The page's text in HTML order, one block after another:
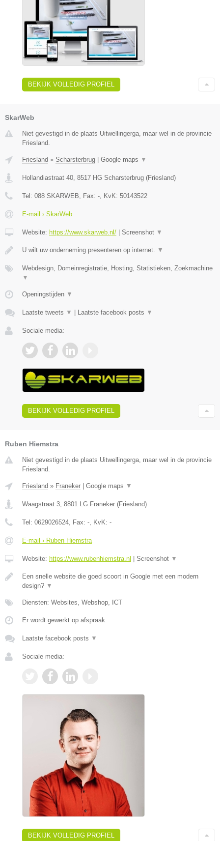
BEKIJK VOLLEDIG PROFIEL
SkarWeb
Niet gevestigd in de plaats Uitwellingerga, maar wel in de provincie
Friesland.
Friesland » Scharsterbrug Google maps ▼
Hollandiastraat 40 8517 HG Scharsterbrug (Friesland)
Tel: 088 SKARWEB , Fax: - , KvK: 50143522
E-mail › SkarWeb
Website: https://www.skarweb.nl/ Screenshot ▼
U wilt uw onderneming presenteren op internet. ▼
Webdesign, Domeinregistratie, Hosting, Statistieken, Zoekmachine
▼
Openingstijden ▼
Laatste tweets ▼ Laatste facebook posts ▼
Sociale media:
BEKIJK VOLLEDIG PROFIEL
Ruben Hiemstra
Niet gevestigd in de plaats Uitwellingerga, maar wel in de provincie
Friesland.
Friesland » Franeker Google maps ▼
Waagstraat 3, 8801 LG Franeker (Friesland)
Tel: 0629026524, Fax: -, KvK: -
E-mail › Ruben Hiemstra
Website: https://www.rubenhiemstra.nl Screenshot ▼
Een snelle website die goed scoort in Google met een modern
design? ▼
Diensten: Websites, Webshop, ICT
Er wordt gewerkt op afspraak.
Laatste facebook posts ▼
Sociale media:
BEKIJK VOLLEDIG PROFIEL